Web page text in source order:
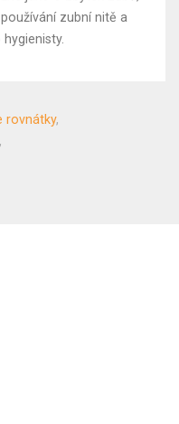
zubní nitě a
rovnátky